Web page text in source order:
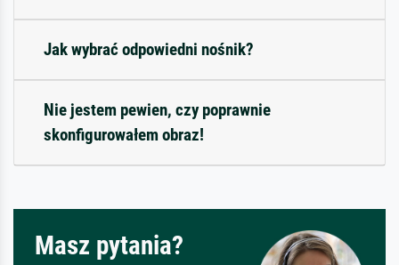
Jak wybrać odpowiedni nośnik?
Nie jestem pewien, czy poprawnie
skonfigurowałem obraz!
Masz pytania?